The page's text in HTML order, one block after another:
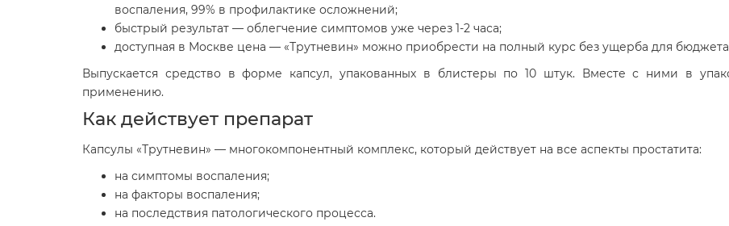
воспаления, 99% в профилактике осложнений;
быстрый результат — облегчение симптомов уже через 1-2 часа;
доступная в Москве цена — «Трутневин» можно приобрести на полный курс без ущерба для
Выпускается средство в форме капсул, упакованных в блистеры по 10 штук. Вместе с ними в
применению.
Как действует препарат
Капсулы «Трутневин» — многокомпонентный комплекс, который действует на все аспекты простатита:
на симптомы воспаления;
на факторы воспаления;
на последствия патологического процесса.